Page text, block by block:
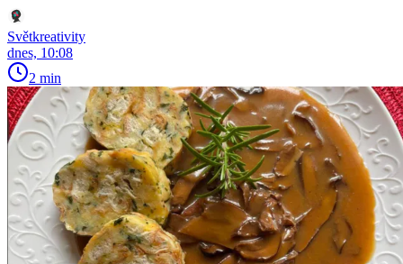
Světkreativity
dnes, 10:08
2 min